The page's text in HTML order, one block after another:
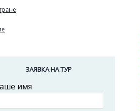
ЗАЯВКА НА ТУР
имя